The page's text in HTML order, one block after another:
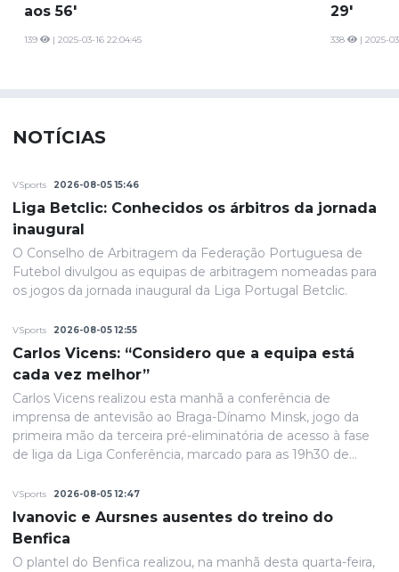
aos 56'
139 | 2025-03-16 22:04:45
29'
338 | 2025-
NOTÍCIAS
VSports 2026-08-05 15:46
Liga Betclic: Conhecidos os árbitros da jornada
inaugural
O Conselho de Arbitragem da Federação Portuguesa de
Futebol divulgou as equipas de arbitragem nomeadas para
os jogos da jornada inaugural da Liga Portugal Betclic.
VSports 2026-08-05 12:55
Carlos Vicens: “Considero que a equipa está
cada vez melhor”
Carlos Vicens realizou esta manhã a conferência de
imprensa de antevisão ao Braga-Dínamo Minsk, jogo da
primeira mão da terceira pré-eliminatória de acesso à fase
de liga da Liga Conferência, marcado para as 19h30 de
VSports 2026-08-05 12:47
Ivanovic e Aursnes ausentes do treino do
Benfica
O plantel do Benfica realizou, na manhã desta quarta-feira,